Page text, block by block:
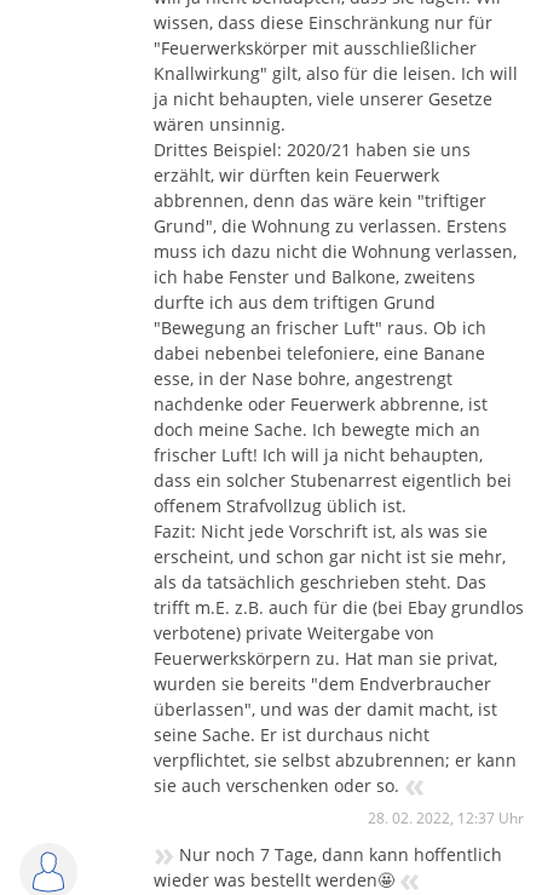
wissen, dass diese Einschränkung nur für
"Feuerwerkskörper mit ausschließlicher
Knallwirkung" gilt, also für die leisen. Ich will
ja nicht behaupten, viele unserer Gesetze
wären unsinnig.
Drittes Beispiel: 2020/21 haben sie uns
erzählt, wir dürften kein Feuerwerk
abbrennen, denn das wäre kein "triftiger
Grund", die Wohnung zu verlassen. Erstens
muss ich dazu nicht die Wohnung verlassen,
ich habe Fenster und Balkone, zweitens
durfte ich aus dem triftigen Grund
"Bewegung an frischer Luft" raus. Ob ich
dabei nebenbei telefoniere, eine Banane
esse, in der Nase bohre, angestrengt
nachdenke oder Feuerwerk abbrenne, ist
doch meine Sache. Ich bewegte mich an
frischer Luft! Ich will ja nicht behaupten,
dass ein solcher Stubenarrest eigentlich bei
offenem Strafvollzug üblich ist.
Fazit: Nicht jede Vorschrift ist, als was sie
erscheint, und schon gar nicht ist sie mehr,
als da tatsächlich geschrieben steht. Das
trifft m.E. z.B. auch für die (bei Ebay grundlos
verbotene) private Weitergabe von
Feuerwerkskörpern zu. Hat man sie privat,
wurden sie bereits "dem Endverbraucher
überlassen", und was der damit macht, ist
seine Sache. Er ist durchaus nicht
verpflichtet, sie selbst abzubrennen; er kann
sie auch verschenken oder so. «
28. 02. 2022, 12:37 Uhr
» Nur noch 7 Tage, dann kann hoffentlich
wieder was bestellt werden🤩 «